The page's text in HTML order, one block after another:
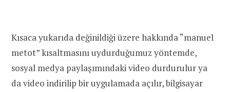
Kısaca yukarıda değinildiği üzere hakkında “manuel
metot” kısaltmasını uydurduğumuz yöntemde,
sosyal medya paylaşımındaki video durdurulur ya
da video indirilip bir uygulamada açılır, bilgisayar